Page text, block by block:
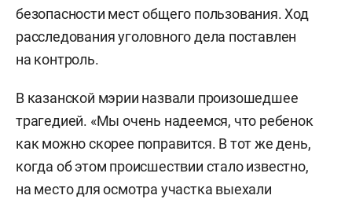
безопасности мест общего пользования. Ход
расследования уголовного дела поставлен
на контроль.
В казанской мэрии назвали произошедшее
трагедией. «Мы очень надеемся, что ребенок
как можно скорее поправится. В тот же день,
когда об этом происшествии стало известно,
на место для осмотра участка выехали